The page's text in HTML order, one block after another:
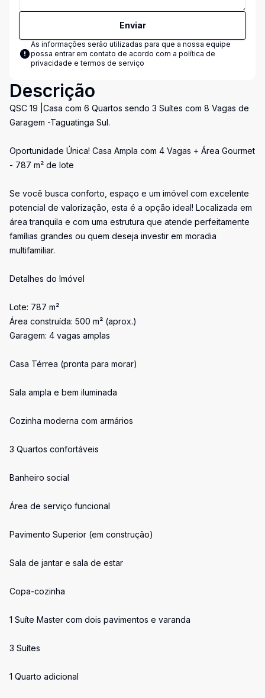
Enviar
As informações serão utilizadas para que a nossa equipe
possa entrar em contato de acordo com a política de
privacidade e termos de serviço
Descrição
QSC 19 |Casa com 6 Quartos sendo 3 Suítes com 8 Vagas de
Garagem -Taguatinga Sul.
Oportunidade Única! Casa Ampla com 4 Vagas + Área Gourmet
- 787 m² de lote
Se você busca conforto, espaço e um imóvel com excelente
potencial de valorização, esta é a opção ideal! Localizada em
área tranquila e com uma estrutura que atende perfeitamente
famílias grandes ou quem deseja investir em moradia
multifamiliar.
Detalhes do Imóvel
Lote: 787 m²
Área construída: 500 m² (aprox.)
Garagem: 4 vagas amplas
Casa Térrea (pronta para morar)
Sala ampla e bem iluminada
Cozinha moderna com armários
3 Quartos confortáveis
Banheiro social
Área de serviço funcional
Pavimento Superior (em construção)
Sala de jantar e sala de estar
Copa-cozinha
1 Suíte Master com dois pavimentos e varanda
3 Suítes
1 Quarto adicional